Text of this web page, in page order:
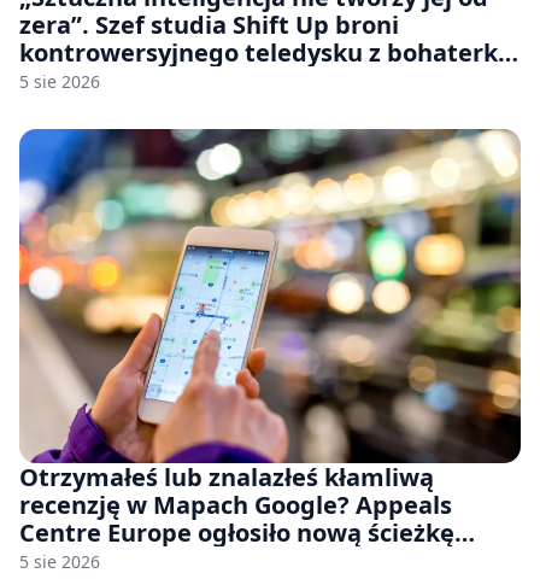
zera”. Szef studia Shift Up broni
kontrowersyjnego teledysku z bohaterką
Stellar Blade: Blood Rain
5 sie 2026
Otrzymałeś lub znalazłeś kłamliwą
recenzję w Mapach Google? Appeals
Centre Europe ogłosiło nową ścieżkę
odwoławczą dla firm i konsumentów
5 sie 2026